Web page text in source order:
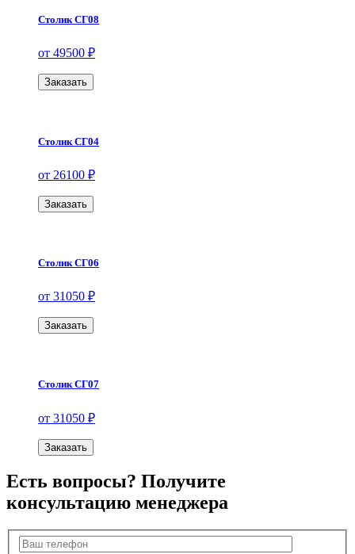
Столик СГ08
от 49500 ₽
Заказать
Столик СГ04
от 26100 ₽
Заказать
Столик СГ06
от 31050 ₽
Заказать
Столик СГ07
от 31050 ₽
Заказать
Есть вопросы? Получите
консультацию менеджера